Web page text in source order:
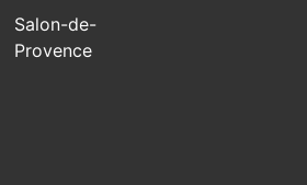
Salon-de-
Provence